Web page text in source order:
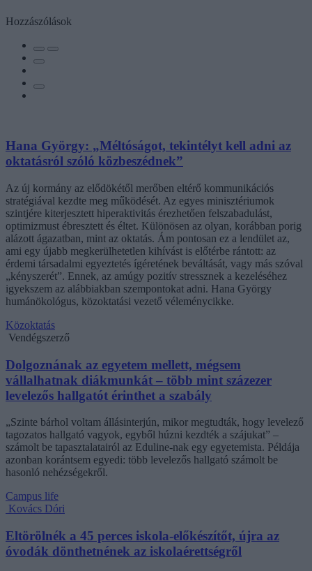
Hozzászólások
Hana György: „Méltóságot, tekintélyt kell adni az
oktatásról szóló közbeszédnek”
Az új kormány az elődökétől merőben eltérő kommunikációs
stratégiával kezdte meg működését. Az egyes minisztériumok
szintjére kiterjesztett hiperaktivitás érezhetően felszabadulást,
optimizmust ébresztett és éltet. Különösen az olyan, korábban porig
alázott ágazatban, mint az oktatás. Ám pontosan ez a lendület az,
ami egy újabb megkerülhetetlen kihívást is előtérbe rántott: az
érdemi társadalmi egyeztetés ígéretének beváltását, vagy más szóval
„kényszerét”. Ennek, az amúgy pozitív stressznek a kezeléséhez
igyekszem az alábbiakban szempontokat adni. Hana György
humánökológus, közoktatási vezető véleménycikke.
Közoktatás
Vendégszerző
Dolgoznának az egyetem mellett, mégsem
vállalhatnak diákmunkát – több mint százezer
levelezős hallgatót érinthet a szabály
„Szinte bárhol voltam állásinterjún, mikor megtudták, hogy levelező
tagozatos hallgató vagyok, egyből húzni kezdték a szájukat” –
számolt be tapasztalatairól az Eduline-nak egy egyetemista. Példája
azonban korántsem egyedi: több levelezős hallgató számolt be
hasonló nehézségekről.
Campus life
Kovács Dóri
Eltörölnék a 45 perces iskola-előkészítőt, újra az
óvodák dönthetnének az iskolaérettségről